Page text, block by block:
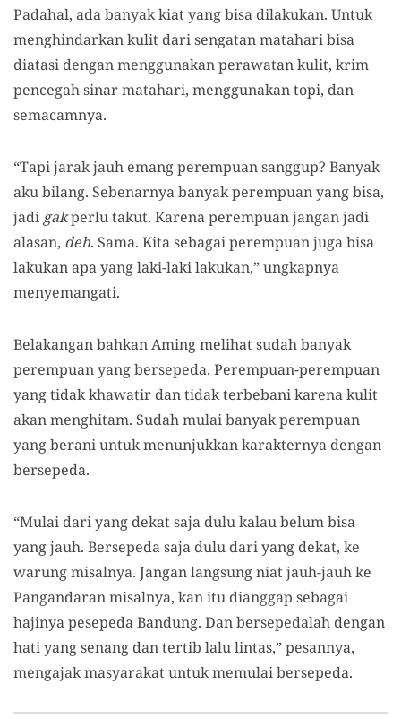
Padahal, ada banyak kiat yang bisa dilakukan. Untuk
menghindarkan kulit dari sengatan matahari bisa
diatasi dengan menggunakan perawatan kulit, krim
pencegah sinar matahari, menggunakan topi, dan
semacamnya.
“Tapi jarak jauh emang perempuan sanggup? Banyak
aku bilang. Sebenarnya banyak perempuan yang bisa,
jadi gakperlu takut. Karena perempuan jangan jadi
alasan, deh. Sama. Kita sebagai perempuan juga bisa
lakukan apa yang laki-laki lakukan,” ungkapnya
menyemangati.
Belakangan bahkan Aming melihat sudah banyak
perempuan yang bersepeda. Perempuan-perempuan
yang tidak khawatir dan tidak terbebani karena kulit
akan menghitam. Sudah mulai banyak perempuan
yang berani untuk menunjukkan karakternya dengan
bersepeda.
“Mulai dari yang dekat saja dulu kalau belum bisa
yang jauh. Bersepeda saja dulu dari yang dekat, ke
warung misalnya. Jangan langsung niat jauh-jauh ke
Pangandaran misalnya, kan itu dianggap sebagai
hajinya pesepeda Bandung. Dan bersepedalah dengan
hati yang senang dan tertib lalu lintas,” pesannya,
mengajak masyarakat untuk memulai bersepeda.